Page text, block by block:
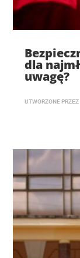
dla
uwagę?
UTWORZONE PRZEZ